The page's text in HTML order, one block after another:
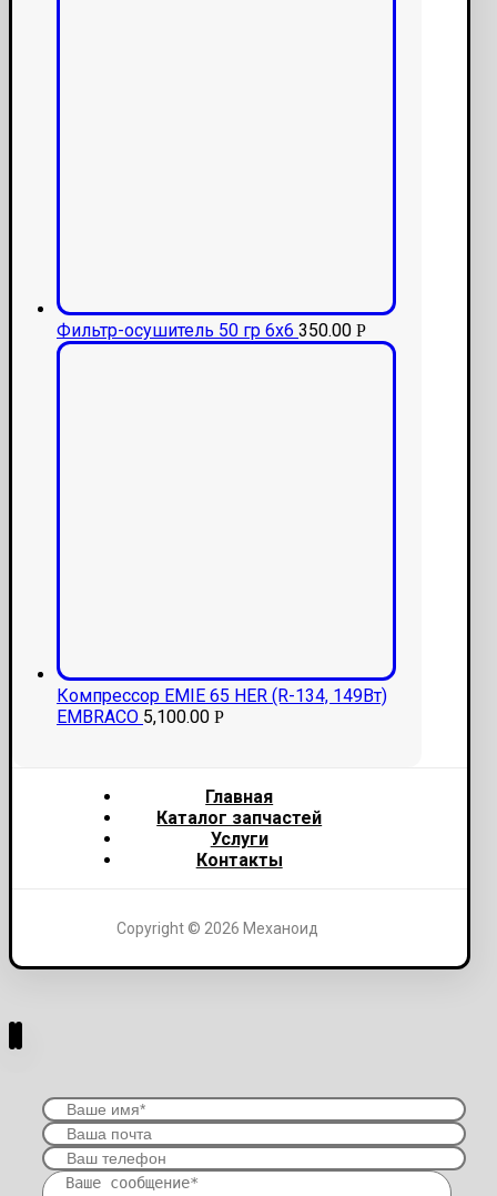
Фильтр-осушитель 50 гр 6х6 350.00 Р
Компрессор EMIE 65 HER (R-134, 149Вт)
EMBRACO 5,100.00 Р
Главная
Каталог запчастей
Услуги
Контакты
Copyright © 2026 Механоид